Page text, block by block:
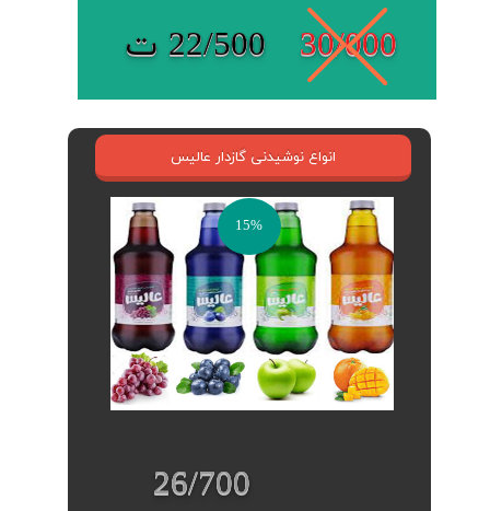
انواع نوشیدنی گازدار عالیس
15%
30/000 22/500 ت
26/700